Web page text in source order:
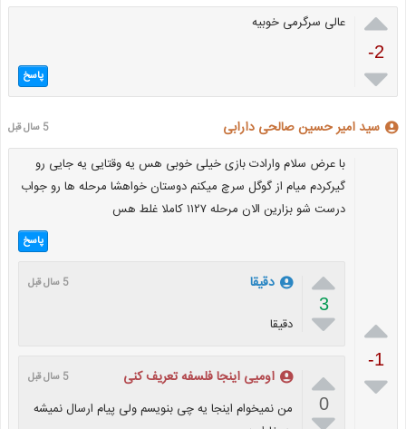

-2

عالی سرگرمی خوبیه
پاسخ
سید امیر حسین صالحی دارابی 5 سال قبل

-1

با عرض سلام وارادت بازی خیلی خوبی هس یه وقتایی یه جایی رو
گیرکردم میام از گوگل سرچ میکنم دوستان خواهشا مرحله ها رو جواب
درست شو بزارین الان مرحله ۱۱۲۷ کاملا غلط هس
پاسخ

3

دقیقا 5 سال قبل
دقیقا

0
اومیی اینجا فلسفه تعریف کنی 5 سال قبل
من نمیخوام اینجا یه چی بنویسم ولی پیام ارسال نمیشه